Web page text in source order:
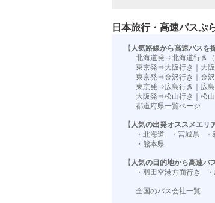
日本旅行・高速バスぷ
【人気路線から高速バスを
北海道発⇒北海道行き（
東京発⇒大阪行き
大
東京発⇒金沢行き
金
東京発⇒広島行き
広
大阪発⇒松山行き
松
都道府県一覧ページ
【人気の出発オススメエリ
・北海道
・宮城県
・熊本県
【人気の目的地から高速バ
・羽田空港方面行き
全国のバス会社一覧